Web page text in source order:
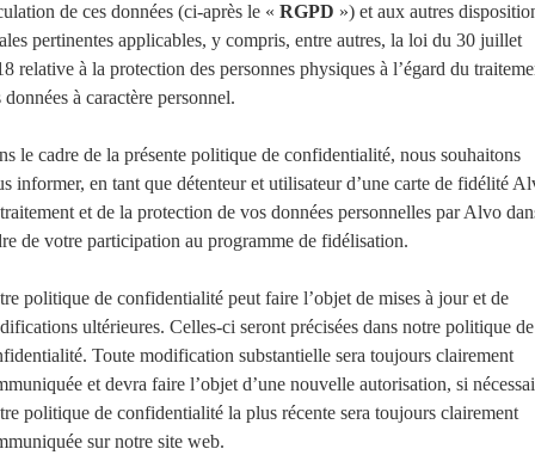
de ces données (ci-après le « RGPD ») et aux autres
pertinentes applicables, y compris, entre autres, la loi du 30 juillet
relative à la protection des personnes physiques à l’égard du
données à caractère personnel.
le cadre de la présente politique de confidentialité, nous souhaitons
informer, en tant que détenteur et utilisateur d’une carte de fidélité
et de la protection de vos données personnelles par Alvo
de votre participation au programme de fidélisation.
politique de confidentialité peut faire l’objet de mises à jour et de
ultérieures. Celles-ci seront précisées dans notre politique de
Toute modification substantielle sera toujours clairement
et devra faire l’objet d’une nouvelle autorisation, si
politique de confidentialité la plus récente sera toujours clairement
sur notre site web.